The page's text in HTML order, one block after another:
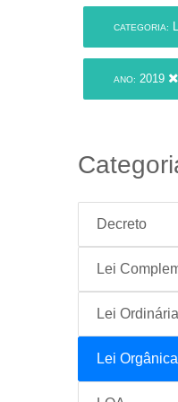
CATEGORIA:
ANO: 2019
Decreto
Lei
Lei Ordinária
Lei